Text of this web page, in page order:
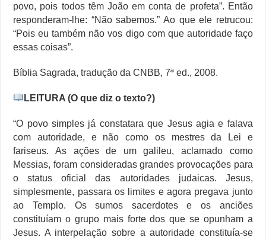
povo, pois todos têm João em conta de profeta”. Então
responderam-lhe: “Não sabemos.” Ao que ele retrucou:
“Pois eu também não vos digo com que autoridade faço
essas coisas”.
Bíblia Sagrada, tradução da CNBB, 7ª ed., 2008.
LEITURA (O que diz o texto?)
“O povo simples já constatara que Jesus agia e falava
com autoridade, e não como os mestres da Lei e
fariseus. As ações de um galileu, aclamado como
Messias, foram consideradas grandes provocações para
o status oficial das autoridades judaicas. Jesus,
simplesmente, passara os limites e agora pregava junto
ao Templo. Os sumos sacerdotes e os anciões
constituíam o grupo mais forte dos que se opunham a
Jesus. A interpelação sobre a autoridade constituía-se